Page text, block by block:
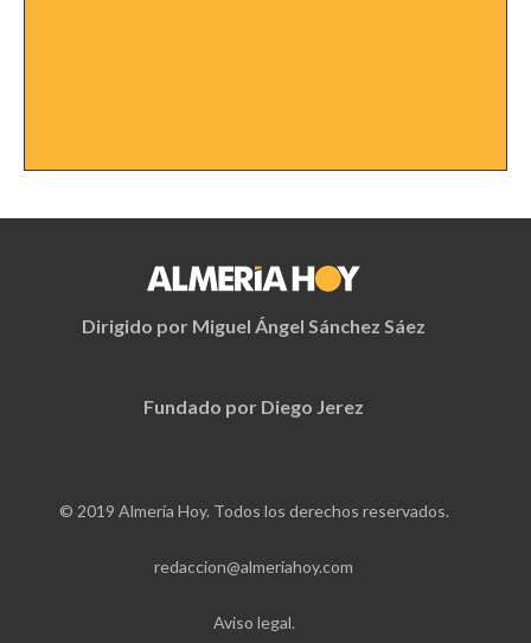
Dirigido por Miguel Ángel Sánchez Sáez
Fundado por Diego Jerez
© 2019 Almería Hoy. Todos los derechos reservados.
redaccion@almeriahoy.com
Aviso legal.